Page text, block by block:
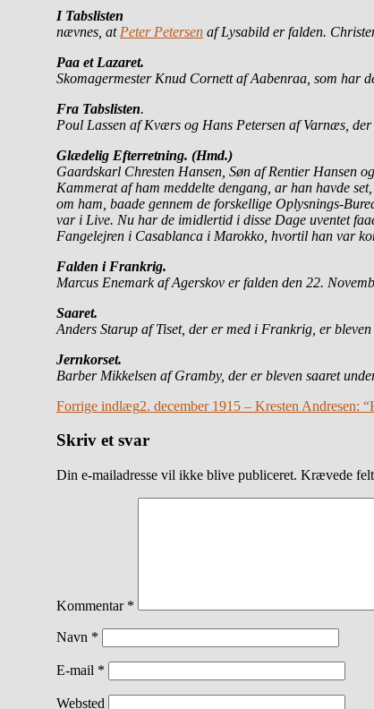
I Tabslisten
nævnes, at Peter Petersen af Lysabild er falden.
Paa et Lazaret.
Skomagermester Knud Cornett af Aabenraa, som har
Fra Tabslisten.
Poul Lassen af Kværs og Hans Petersen af Varnæs,
Glædelig Efterretning. (Hmd.)
Gaardskarl Chresten Hansen, Søn af Rentier Hansen
Kammerat af ham meddelte dengang, ar han havde
om ham, baade gennem de forskellige Oplysnings-
var i Live. Nu har de imidlertid i disse Dage uventet
Fangelejren i Casablanca i Marokko, hvortil han var
Falden i Frankrig.
Marcus Enemark af Agerskov er falden den 22.
Saaret.
Anders Starup af Tiset, der er med i Frankrig, er
Jernkorset.
Barber Mikkelsen af Gramby, der er bleven saaret
Indlægsnavigation
Forrige indlæg2. december 1915 – Kresten Andresen:
Skriv et svar
Din e-mailadresse vil ikke blive publiceret. Krævede
Kommentar *
Navn *
E-mail *
Websted